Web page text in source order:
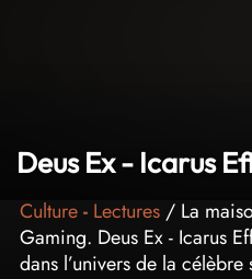
Deus Ex - Icarus
Culture- Lectures / La
Gaming. Deus Ex - Icarus
dans l’univers de la